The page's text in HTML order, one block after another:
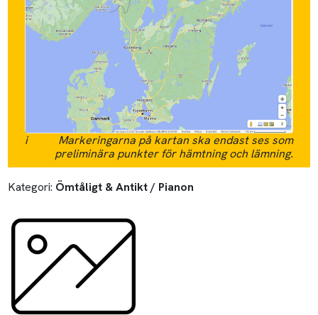
i
Markeringarna på kartan ska endast ses som
preliminära punkter för hämtning och lämning.
Kategori: Ömtåligt & Antikt / Pianon